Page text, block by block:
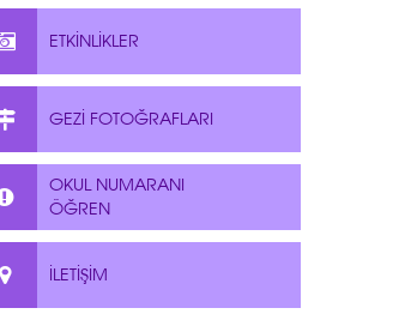
ETKİNLİKLER
GEZİ FOTOĞRAFLARI
OKUL NUMARANI
ÖĞREN
İLETİŞİM